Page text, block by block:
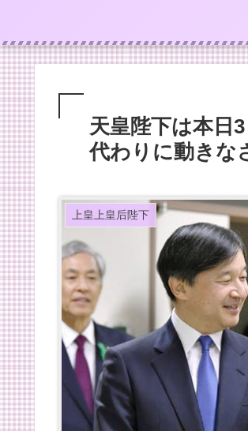
天皇陛下は本日
代わりに動きな
上皇上皇后陛下